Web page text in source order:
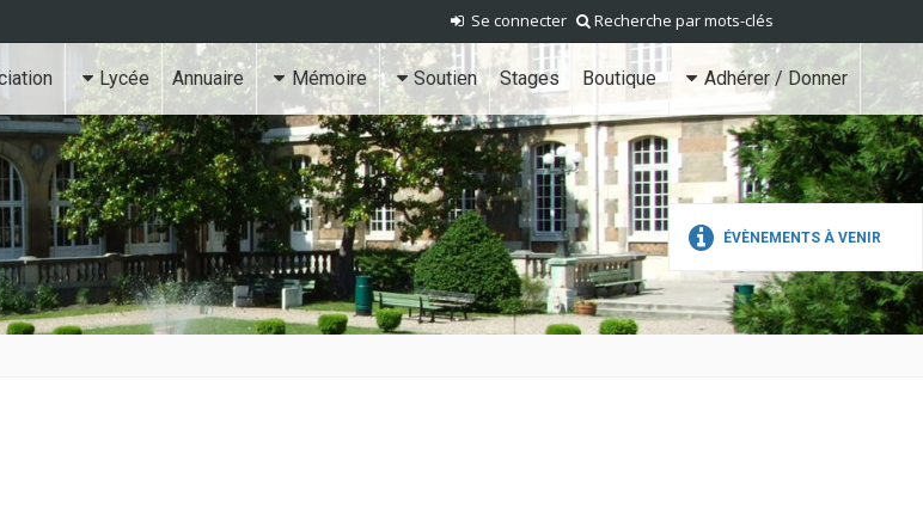
ÉVÈNEMENTS À VENIR
Recherche par mots-clés
Se connecter
Lycée Annuaire Mémoire Soutien Stages Boutique Adhérer / Donner